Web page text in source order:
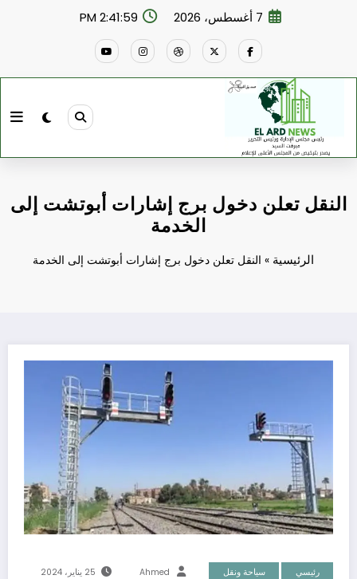
7 أغسطس، 2026 2:41:59 PM
النقل تعلن دخول برج إشارات أبوتشت إلى
الخدمة
الرئيسية » النقل تعلن دخول برج إشارات أبوتشت إلى الخدمة
رئيسي سياحة ونقل Ahmed 25 يناير، 2024